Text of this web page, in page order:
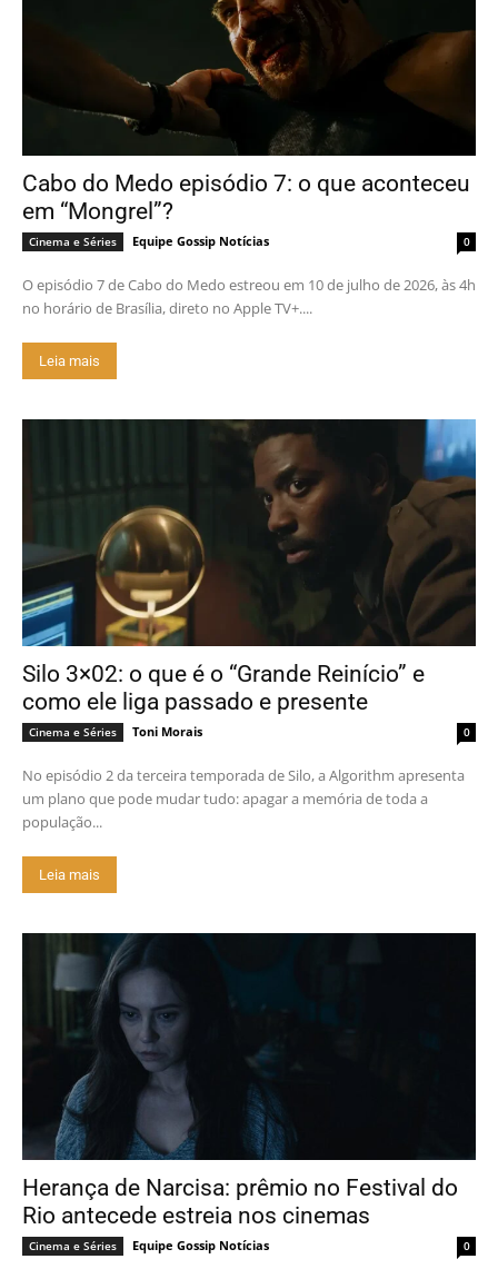
Cabo do Medo episódio 7: o que aconteceu
em “Mongrel”?
Cinema e Séries Equipe Gossip Notícias 0
O episódio 7 de Cabo do Medo estreou em 10 de julho de 2026, às 4h
no horário de Brasília, direto no Apple TV+....
Leia mais
Silo 3×02: o que é o “Grande Reinício” e
como ele liga passado e presente
Cinema e Séries Toni Morais 0
No episódio 2 da terceira temporada de Silo, a Algorithm apresenta
um plano que pode mudar tudo: apagar a memória de toda a
população...
Leia mais
Herança de Narcisa: prêmio no Festival do
Rio antecede estreia nos cinemas
Cinema e Séries Equipe Gossip Notícias 0